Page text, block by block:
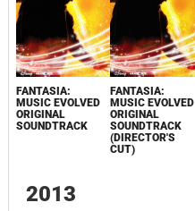
FANTASIA:
MUSIC EVOLVED
ORIGINAL
SOUNDTRACK
FANTASIA:
MUSIC EVOLVED
ORIGINAL
SOUNDTRACK
(DIRECTOR'S
CUT)
2013